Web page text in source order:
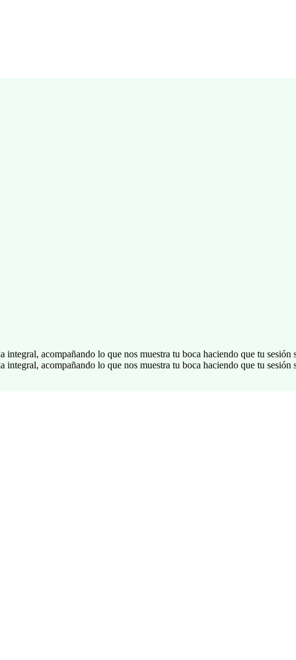
acompañando lo que nos muestra tu boca haciendo que tu sesión
acompañando lo que nos muestra tu boca haciendo que tu sesión